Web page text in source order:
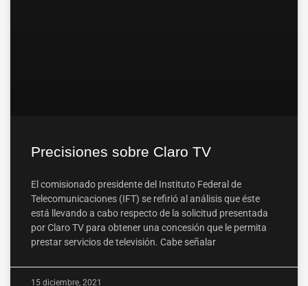
Precisiones sobre Claro TV
El comisionado presidente del Instituto Federal de
Telecomunicaciones (IFT) se refirió al análisis que éste
está llevando a cabo respecto de la solicitud presentada
por Claro TV para obtener una concesión que le permita
prestar servicios de televisión. Cabe señalar
15 diciembre, 2021